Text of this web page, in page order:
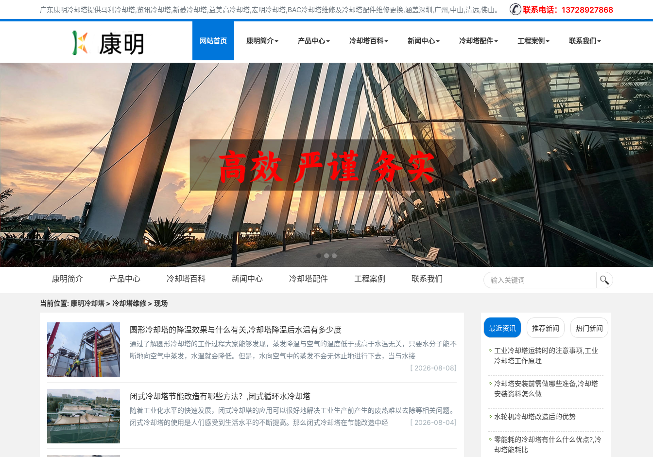
广东康明冷却塔提供马利冷却塔,览讯冷却塔,新菱冷却塔,益美高冷却塔,宏明冷却塔,BAC冷却塔维修及冷却塔配件维修更换,涵盖深圳,广州,中山,清远,佛山。 联系电话：13728927868
网站首页 康明简介 产品中心 冷却塔百科 新闻中心 冷却塔配件 工程案例 联系我们
康明简介 产品中心 冷却塔百科 新闻中心 冷却塔配件 工程案例 联系我们
当前位置: 康明冷却塔> 冷却塔维修 > 现场
圆形冷却塔的降温效果与什么有关,冷却塔降温后水温有多少度
通过了解圆形冷却塔的工作过程大家能够发现，蒸发降温与空气的温度低于或高于水温无关，只要水分子能不
断地向空气中蒸发，水温就会降低。但是，水向空气中的蒸发不会无休止地进行下去，当与水接
[ 2026-08-08]
闭式冷却塔节能改造有哪些方法？,闭式循环水冷却塔
随着工业化水平的快速发展，闭式冷却塔的应用可以很好地解决工业生产前产生的废热难以去除等相关问题。
闭式冷却塔的使用是人们感受到生活水平的不断提高。那么闭式冷却塔在节能改造中经
[ 2026-08-04]
最近资讯 推荐新闻 热门新闻
工业冷却塔运转时的注意事项,工业
冷却塔工作原理
冷却塔安装前需做哪些准备,冷却塔
安装资料怎么做
水轮机冷却塔改造后的优势
零能耗的冷却塔有什么什么优点?,冷
却塔能耗比